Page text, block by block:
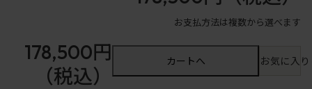
お支払方法は複数から選べます
178,500円
（税込）
カートへ お気に入